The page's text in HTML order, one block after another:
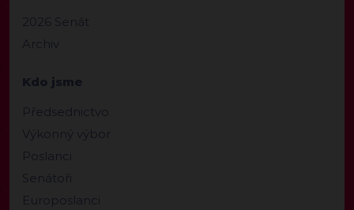
2026 Senát
Archiv
Kdo jsme
Předsednictvo
Výkonný výbor
Poslanci
Senátoři
Europoslanci